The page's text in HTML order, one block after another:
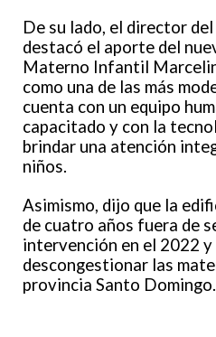
De su lado, el director
destacó el aporte del
Materno Infantil
como una de las más
cuenta con un equipo
capacitado y con la
brindar una atención
niños.
Asimismo, dijo que la
de cuatro años fuera de
intervención en el 2022 y
descongestionar las
provincia Santo Domingo.